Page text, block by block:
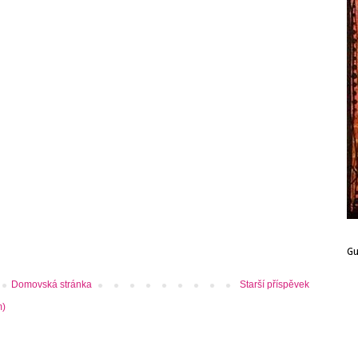
Starší příspěvek
Domovská stránka